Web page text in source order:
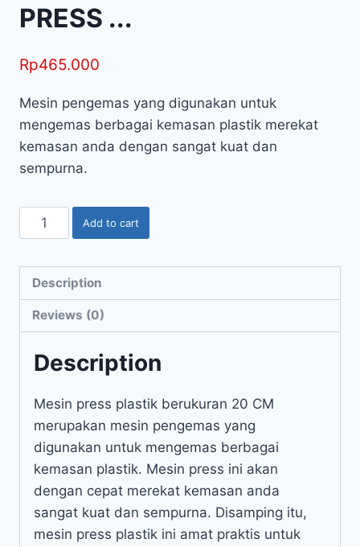
PRESS ...
Rp465.000
Mesin pengemas yang digunakan untuk
mengemas berbagai kemasan plastik merekat
kemasan anda dengan sangat kuat dan
sempurna.
Add to cart
Description
Reviews (0)
Description
Mesin press plastik berukuran 20 CM
merupakan mesin pengemas yang
digunakan untuk mengemas berbagai
kemasan plastik. Mesin press ini akan
dengan cepat merekat kemasan anda
sangat kuat dan sempurna. Disamping itu,
mesin press plastik ini amat praktis untuk